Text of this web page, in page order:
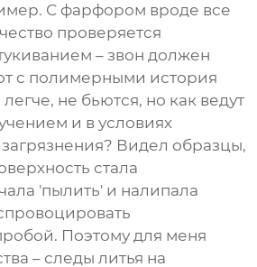
С фарфором вроде все
проверяется
– звон должен
с полимерными история
не бьются, но как ведут
и в условиях
Видел образцы,
стала
'пылить' и налипала
Поэтому для меня
– следы литья на